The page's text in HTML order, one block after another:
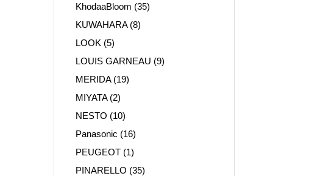
KhodaaBloom (35)
KUWAHARA(8)
LOOK (5)
LOUIS GARNEAU (9)
MERIDA(19)
MIYATA(2)
NESTO (10)
Panasonic (16)
PEUGEOT (1)
PINARELLO (35)